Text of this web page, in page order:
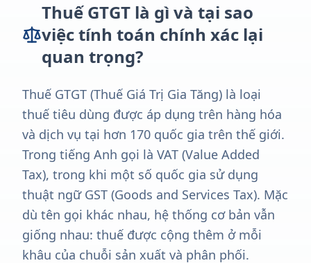
Thuế GTGT là gì và tại sao
việc tính toán chính xác lại
quan trọng?
Thuế GTGT (Thuế Giá Trị Gia Tăng) là loại
thuế tiêu dùng được áp dụng trên hàng hóa
và dịch vụ tại hơn 170 quốc gia trên thế giới.
Trong tiếng Anh gọi là VAT (Value Added
Tax), trong khi một số quốc gia sử dụng
thuật ngữ GST (Goods and Services Tax). Mặc
dù tên gọi khác nhau, hệ thống cơ bản vẫn
giống nhau: thuế được cộng thêm ở mỗi
khâu của chuỗi sản xuất và phân phối.